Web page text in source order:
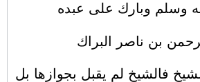
وسلم وبارك على عبده
بن ناصر البراك
فالشيخ لم يقبل بجوازها بل